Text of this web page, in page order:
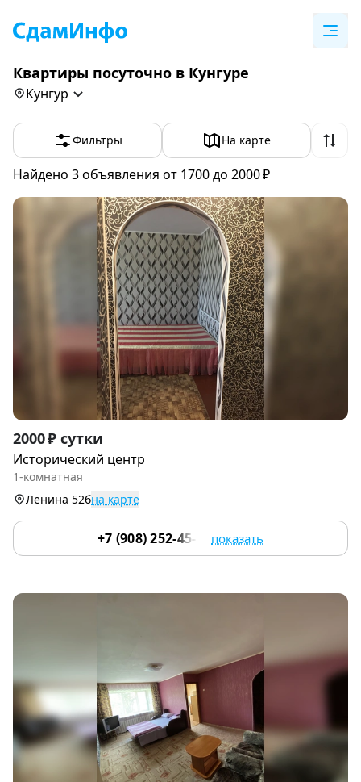
Квартиры посуточно в Кунгуре
Кунгур
Фильтры На карте
Найдено 3объявления от 1700 до 2000 ₽
Item
1
of
2000 ₽ сутки
Исторический центр
1-комнатная
Ленина 52бна карте
+7 (908) 252-45-03 показать